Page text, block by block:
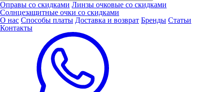
Оправы со скидками Линзы очковые со скидками
Солнцезащитные очки со скидками
О нас Способы платы Доставка и возврат Бренды Статьи
Контакты